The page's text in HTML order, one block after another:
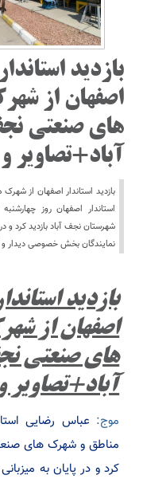
بازدید استاندار
اصفهان از
های صنعتی
آباد+تصاویر و
بازدید استاندار اصفهان از
شهرستان نجف آباد بازدید کرد و
نمایندگان بخش خصوصی دیدار و
بازدید استاندار
اصفهان از
های صنعتی
آباد+تصاویر
موج:
مناطق و شهرک های
کرد و در پایان به